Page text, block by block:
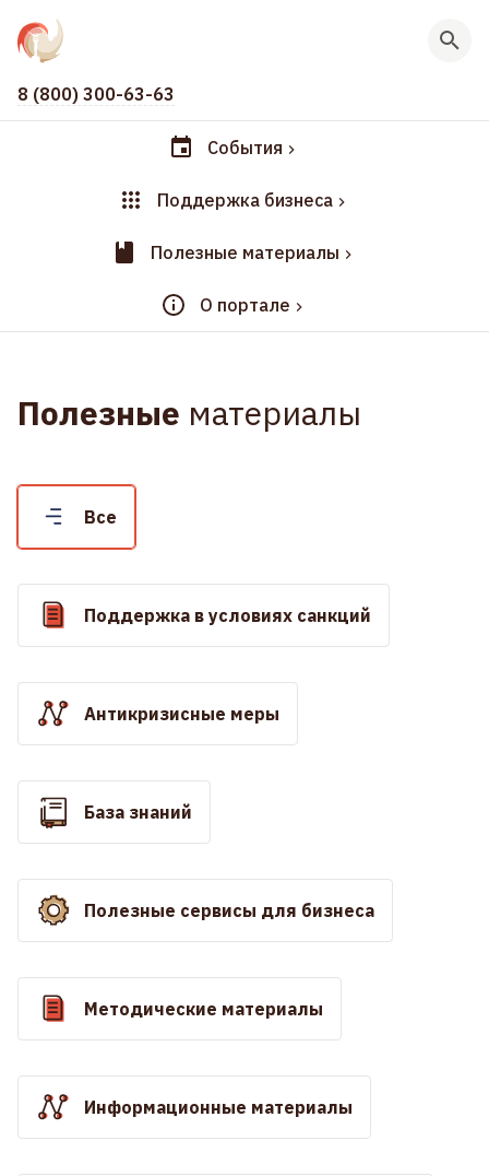
8 (800) 300-63-63
События
Поддержка бизнеса
Полезные материалы
О портале
Полезные материалы
Все
Поддержка в условиях санкций
Антикризисные меры
База знаний
Полезные сервисы для бизнеса
Методические материалы
Информационные материалы